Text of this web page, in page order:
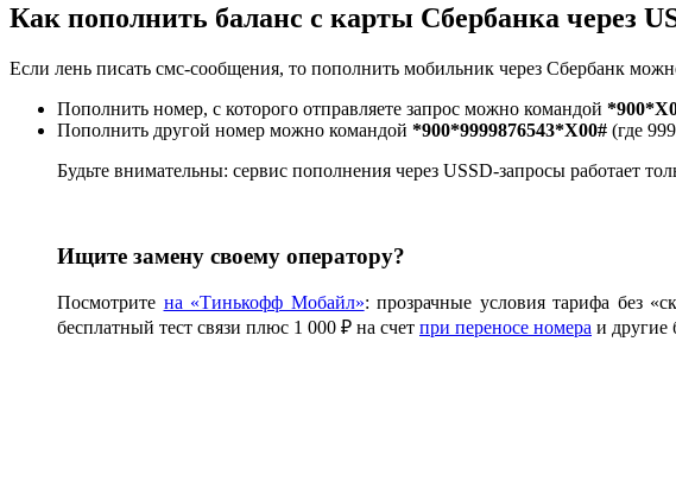
Как пополнить баланс с карты Сбербанка через
Если лень писать смс-сообщения, то пополнить мобильник через Сбербанк
Пополнить номер, с которого отправляете запрос можно командой
Пополнить другой номер можно командой *900*9999876543*Х00# (где
Будьте внимательны: сервис пополнения через USSD-запросы работает
Ищите замену своему оператору?
Посмотрите на «Тинькофф Мобайл»: прозрачные условия тарифа без
бесплатный тест связи плюс 1 000 ₽ на счет при переносе номера и другие